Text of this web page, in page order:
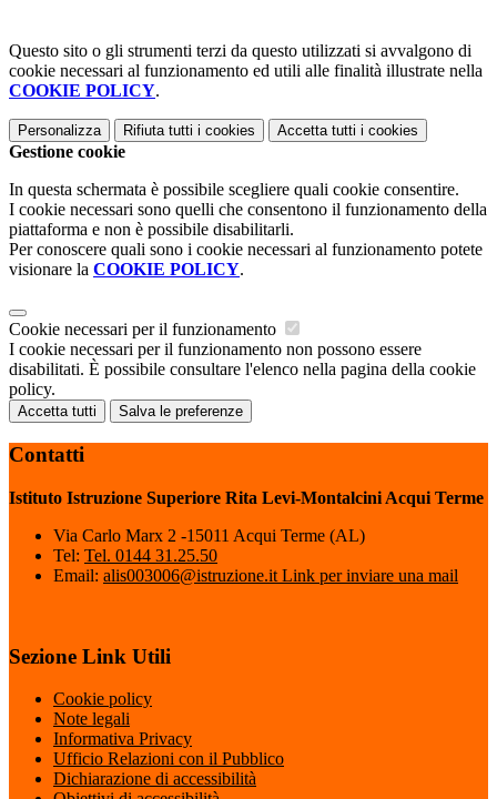
Questo sito o gli strumenti terzi da questo utilizzati si avvalgono di
cookie necessari al funzionamento ed utili alle finalità illustrate nella
COOKIE POLICY.
Personalizza Rifiuta tutti i cookies Accetta tutti i cookies
Gestione cookie
In questa schermata è possibile scegliere quali cookie consentire.
I cookie necessari sono quelli che consentono il funzionamento della
piattaforma e non è possibile disabilitarli.
Per conoscere quali sono i cookie necessari al funzionamento potete
visionare la COOKIE POLICY.
Cookie necessari per il funzionamento
I cookie necessari per il funzionamento non possono essere
disabilitati. È possibile consultare l'elenco nella pagina della cookie
policy.
Accetta tutti Salva le preferenze
Contatti
Istituto Istruzione Superiore Rita Levi-Montalcini Acqui Terme
Via Carlo Marx 2 -15011 Acqui Terme (AL)
Tel: Tel. 0144 31.25.50
Email: alis003006@istruzione.it Link per inviare una mail
Sezione Link Utili
Cookie policy
Note legali
Informativa Privacy
Ufficio Relazioni con il Pubblico
Dichiarazione di accessibilità